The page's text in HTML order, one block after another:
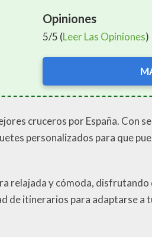
Opiniones
5/5 (Leer Las Opiniones)
cruceros por España. Con
personalizados para que
relajada y cómoda,
de itinerarios para adaptarse a